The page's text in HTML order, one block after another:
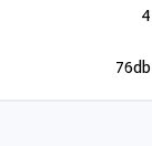
4
76db